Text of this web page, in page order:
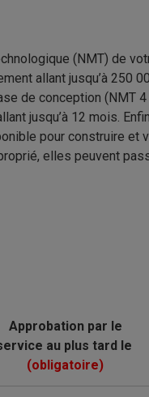
(NMT) de
allant jusqu’à 250
de conception (NMT
jusqu’à 12 mois.
pour construire et
elles peuvent